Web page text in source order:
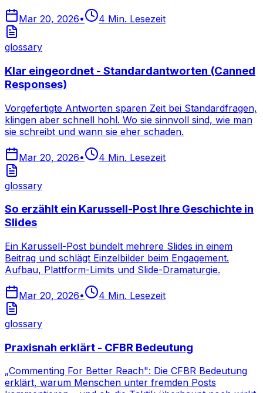
Mar 20, 2026• 4 Min. Lesezeit
glossary
Klar eingeordnet - Standardantworten (Canned
Responses)
Vorgefertigte Antworten sparen Zeit bei Standardfragen,
klingen aber schnell hohl. Wo sie sinnvoll sind, wie man
sie schreibt und wann sie eher schaden.
Mar 20, 2026• 4 Min. Lesezeit
glossary
So erzählt ein Karussell-Post Ihre Geschichte in
Slides
Ein Karussell-Post bündelt mehrere Slides in einem
Beitrag und schlägt Einzelbilder beim Engagement.
Aufbau, Plattform-Limits und Slide-Dramaturgie.
Mar 20, 2026• 4 Min. Lesezeit
glossary
Praxisnah erklärt - CFBR Bedeutung
„Commenting For Better Reach": Die CFBR Bedeutung
erklärt, warum Menschen unter fremden Posts